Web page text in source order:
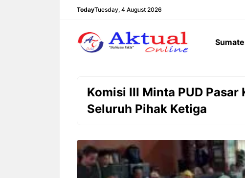
TodayTuesday, 4 August 2026
Komisi III Minta PUD
Seluruh Pihak Ketiga